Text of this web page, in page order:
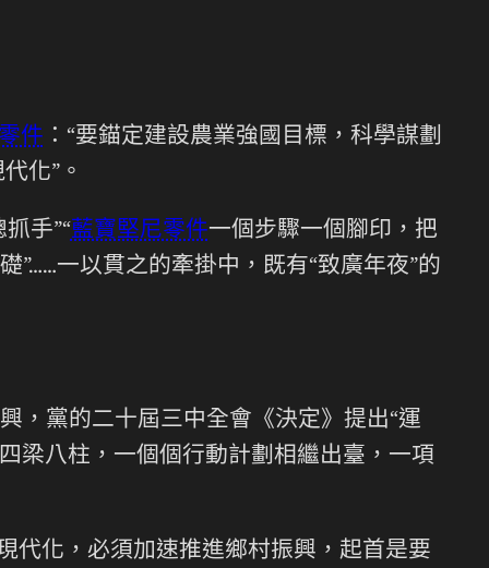
件 ：“要錨定建設農業強國目標，科學謀劃
化”。
抓手”“藍寶堅尼零件一個步驟一個腳印，把
一以貫之的牽掛中，既有“致廣年夜”的
，黨的二十屆三中全會《決定》提出“運
梁八柱，一個個行動計劃相繼出臺，一項
代化，必須加速推進鄉村振興，起首是要